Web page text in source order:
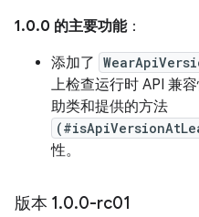
1.0.0 的主要功能：
添加了
上检查运行时 API 兼
助类和提供的方法
性。
版本 1.0.0-rc01